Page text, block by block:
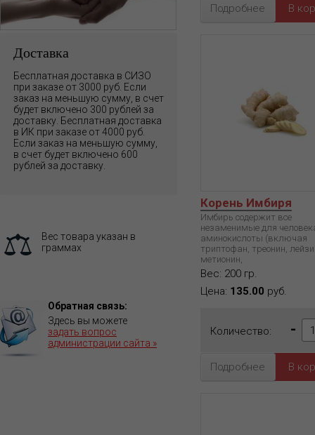
Доставка
Бесплатная доставка в СИЗО
при заказе от 3000 руб. Если
заказ на меньшую сумму, в счет
будет включено 300 рублей за
доставку. Бесплатная доставка
в ИК при заказе от 4000 руб.
Если заказ на меньшую сумму,
в счет будет включено 600
рублей за доставку.
Вес товара указан в
граммах
Обратная связь:
Здесь вы можете
задать вопрос
администрации сайта »
Подробнее
Корень Имбиря
Имбирь содержит все
незаменимые для
аминокислоты (включая
триптофан, треонин,
метионин,
Вес: 200 гр.
Цена: 135.00 руб.
Количество: -
Подробнее